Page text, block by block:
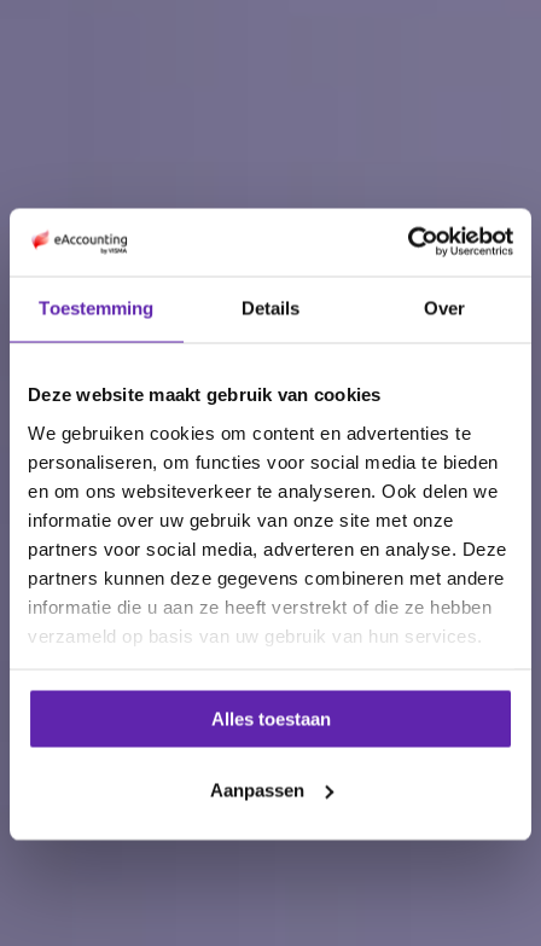
Toestemming Details Over
Deze website maakt gebruik van cookies
We gebruiken cookies om content en advertenties te
personaliseren, om functies voor social media te bieden
en om ons websiteverkeer te analyseren. Ook delen we
informatie over uw gebruik van onze site met onze
partners voor social media, adverteren en analyse. Deze
partners kunnen deze gegevens combineren met andere
informatie die u aan ze heeft verstrekt of die ze hebben
verzameld op basis van uw gebruik van hun services.
Alles toestaan
Aanpassen
Eenvoudig je
aangiftedoen
met eAccounting
Per kwartaal in een paar tellen je btw-
aangifte indienen met eAccounting.
Even controleren en verstuur het direct
naar de Belastingdienst.
Open ons gratis e-book over de btw